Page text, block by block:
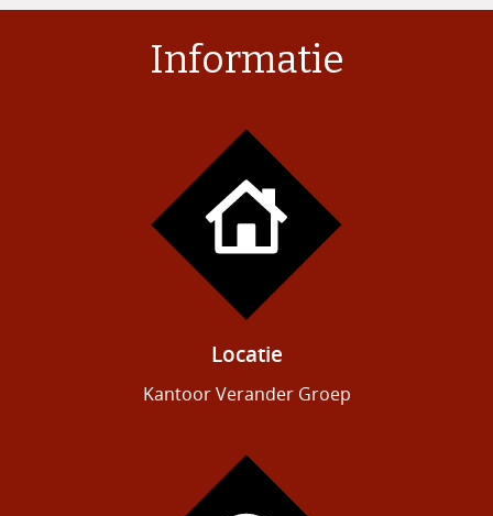
Informatie
Locatie
Kantoor Verander Groep